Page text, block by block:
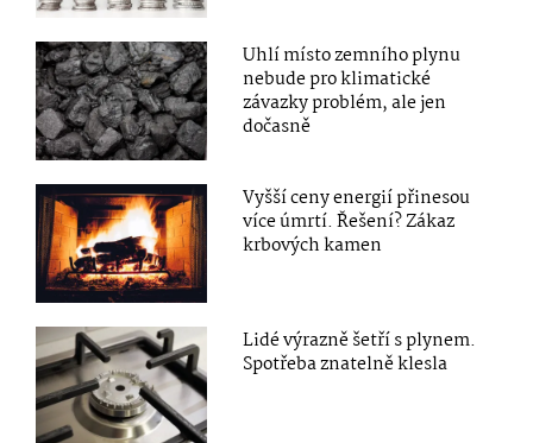
Uhlí místo zemního plynu
nebude pro klimatické
závazky problém, ale jen
dočasně
Vyšší ceny energií přinesou
více úmrtí. Řešení? Zákaz
krbových kamen
Lidé výrazně šetří s plynem.
Spotřeba znatelně klesla